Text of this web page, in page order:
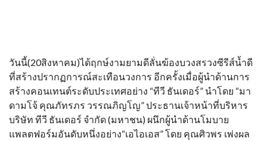
วันนี้(20สิงหาคม)ได้ฤกษ์งามยามดีลั่นฆ้องบวงสรวงซีรีส์น้ำดี
ที่สร้างปรากฏการณ์สะเทือนวงการ อีกครั้งเมื่อผู้นำด้านการ
สร้างคอนเทนต์ระดับประเทศอย่าง “ทีวี ธันเดอร์” นำโดย “มา
ดามโจ้ คุณภัทรภร วรรณภิญโญ” ประธานเจ้าหน้าที่บริหาร
บริษัท ทีวี ธันเดอร์ จำกัด (มหาชน) ผนึกผู้นำด้านโมบาย
แพลตฟอร์มอันดับหนึ่งอย่าง“เอไอเอส” โดย คุณศิวพร เพ่งผล